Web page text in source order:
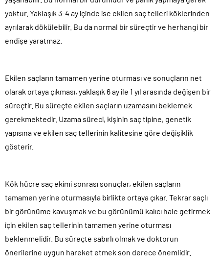
yoktur. Yaklaşık 3-4 ay içinde ise ekilen saç telleri köklerinden
ayrılarak dökülebilir. Bu da normal bir süreçtir ve herhangi bir
endişe yaratmaz.
Ekilen saçların tamamen yerine oturması ve sonuçların net
olarak ortaya çıkması, yaklaşık 6 ay ile 1 yıl arasında değişen bir
süreçtir. Bu süreçte ekilen saçların uzamasını beklemek
gerekmektedir. Uzama süreci, kişinin saç tipine, genetik
yapısına ve ekilen saç tellerinin kalitesine göre değişiklik
gösterir.
Kök hücre saç ekimi sonrası sonuçlar, ekilen saçların
tamamen yerine oturmasıyla birlikte ortaya çıkar. Tekrar saçlı
bir görünüme kavuşmak ve bu görünümü kalıcı hale getirmek
için ekilen saç tellerinin tamamen yerine oturması
beklenmelidir. Bu süreçte sabırlı olmak ve doktorun
önerilerine uygun hareket etmek son derece önemlidir.